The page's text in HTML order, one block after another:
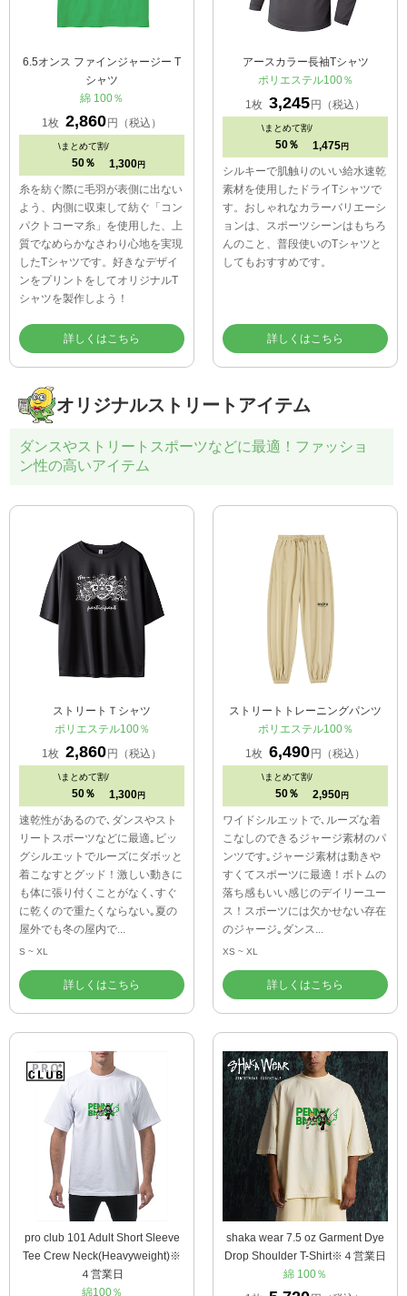
6.5オンス ファインジャージー T
シャツ
綿 100％
1枚 2,860 円（税込）
\まとめて割/
50％ 1,300 円
糸を紡ぐ際に毛羽が表側に出ない
よう、内側に収束して紡ぐ「コン
パクトコーマ糸」を使用した、上
質でなめらかなさわり心地を実現
したTシャツです。好きなデザイ
ンをプリントをしてオリジナルT
シャツを製作しよう！
詳しくはこちら
アースカラー長袖Tシャツ
ポリエステル100％
1枚 3,245 円（税込）
\まとめて割/
50％ 1,475 円
シルキーで肌触りのいい給水速乾
素材を使用したドライTシャツで
す。おしゃれなカラーバリエーシ
ョンは、スポーツシーンはもちろ
んのこと、普段使いのTシャツと
してもおすすめです。
詳しくはこちら
オリジナルストリートアイテム
ダンスやストリートスポーツなどに最適！ファッショ
ン性の高いアイテム
ストリートＴシャツ
ポリエステル100％
1枚 2,860 円（税込）
\まとめて割/
50％ 1,300 円
速乾性があるので､ダンスやスト
リートスポーツなどに最適｡ビッ
グシルエットでルーズにダボッと
着こなすとグッド！激しい動きに
も体に張り付くことがなく､すぐ
に乾くので重たくならない｡夏の
屋外でも冬の屋内で...
S ~ XL
詳しくはこちら
ストリートトレーニングパンツ
ポリエステル100％
1枚 6,490 円（税込）
\まとめて割/
50％ 2,950 円
ワイドシルエットで､ルーズな着
こなしのできるジャージ素材のパ
ンツです｡ジャージ素材は動きや
すくてスポーツに最適！ボトムの
落ち感もいい感じのデイリーユー
ス！スポーツには欠かせない存在
のジャージ｡ダンス...
XS ~ XL
詳しくはこちら
pro club 101 Adult Short Sleeve
Tee Crew Neck(Heavyweight)※
４営業日
綿100％
shaka wear 7.5 oz Garment Dye
Drop Shoulder T-Shirt※４営業日
綿 100％